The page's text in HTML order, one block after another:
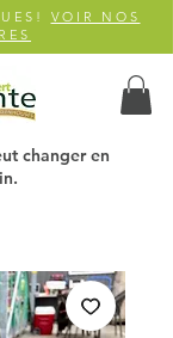
VOIR NOS
changer en